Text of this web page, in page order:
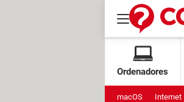
Ordenadores
macOS Internet